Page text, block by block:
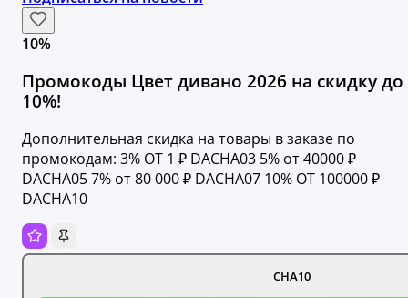
10%
Промокоды Цвет дивано 2026 на скидку до
10%!
Дополнительная скидка на товары в заказе по
промокодам: 3% OT 1 ₽ DACHA03 5% от 40000 ₽
DACHA05 7% от 80 000 ₽ DACHA07 10% OT 100000 ₽
DACHA10
CHA10